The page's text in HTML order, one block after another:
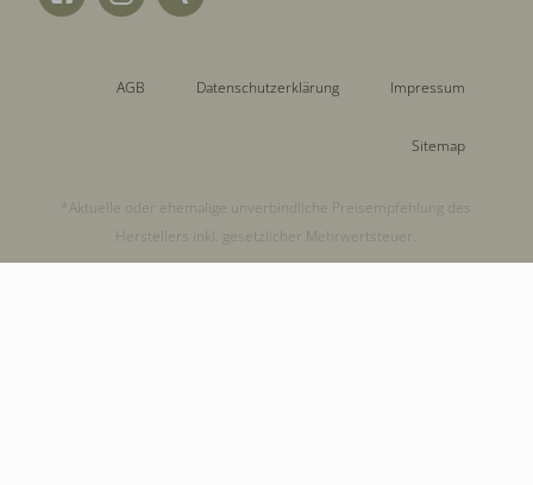
AGB Datenschutzerklärung Impressum
Sitemap
*Aktuelle oder ehemalige unverbindliche Preisempfehlung des
Herstellers inkl. gesetzlicher Mehrwertsteuer.